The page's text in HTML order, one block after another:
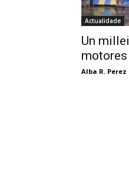
Actualidade
Un
Alba R. Perez